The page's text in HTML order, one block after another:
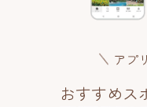
アプ
おすすめス